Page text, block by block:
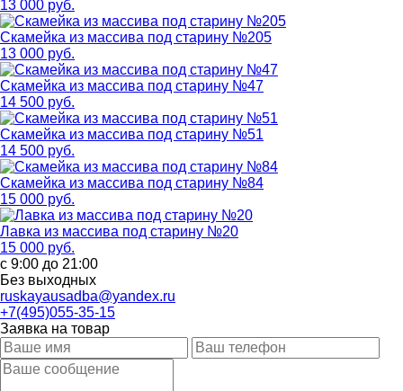
13 000 руб.
Скамейка из массива под старину №205
13 000 руб.
Скамейка из массива под старину №47
14 500 руб.
Скамейка из массива под старину №51
14 500 руб.
Скамейка из массива под старину №84
15 000 руб.
Лавка из массива под старину №20
15 000 руб.
с 9:00 до 21:00
Без выходных
ruskayausadba@yandex.ru
+7(495)055-35-15
Заявка на товар